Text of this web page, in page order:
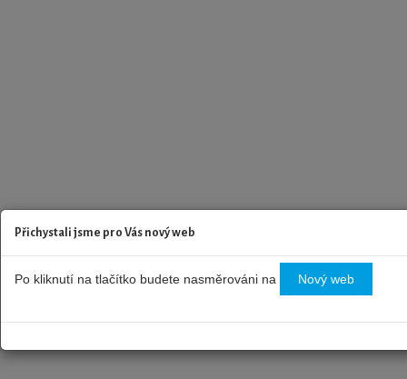
Přichystali jsme pro Vás nový web
Po kliknutí na tlačítko budete nasměrováni na Nový web